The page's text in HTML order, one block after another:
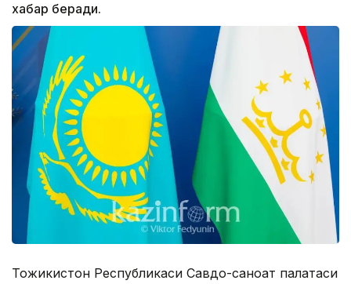
хабар беради.
Тожикистон Республикаси Савдо-саноат палатаси